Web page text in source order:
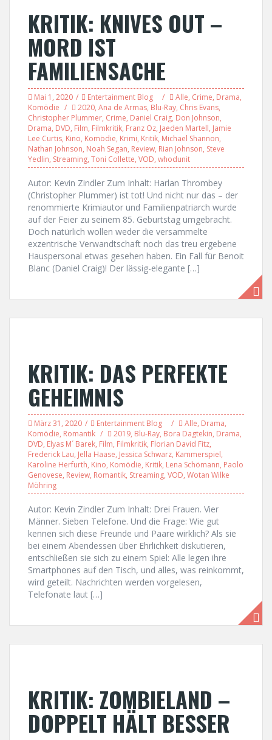
KRITIK: KNIVES OUT –
MORD IST
FAMILIENSACHE
Mai 1, 2020 Entertainment Blog Alle, Crime, Drama,
Komödie
2020, Ana de Armas, Blu-Ray, Chris Evans,
Christopher Plummer, Crime, Daniel Craig, Don Johnson,
Drama, DVD, Film, Filmkritik, Franz Oz, Jaeden Martell, Jamie
Lee Curtis, Kino, Komödie, Krimi, Kritik, Michael Shannon,
Nathan Johnson, Noah Segan, Review, Rian Johnson, Steve
Yedlin, Streaming, Toni Collette, VOD, whodunit
Autor: Kevin Zindler Zum Inhalt: Harlan Thrombey
(Christopher Plummer) ist tot! Und nicht nur das – der
renommierte Krimiautor und Familienpatriarch wurde
auf der Feier zu seinem 85. Geburtstag umgebracht.
Doch natürlich wollen weder die versammelte
exzentrische Verwandtschaft noch das treu ergebene
Hauspersonal etwas gesehen haben. Ein Fall für Benoit
Blanc (Daniel Craig)! Der lässig-elegante […]
KRITIK: DAS PERFEKTE
GEHEIMNIS
März 31, 2020 Entertainment Blog Alle, Drama,
Komödie, Romantik 2019, Blu-Ray, Bora Dagtekin, Drama,
DVD, Elyas M´ Barek, Film, Filmkritik, Florian David Fitz,
Frederick Lau, Jella Haase, Jessica Schwarz, Kammerspiel,
Karoline Herfurth, Kino, Komödie, Kritik, Lena Schömann, Paolo
Genovese, Review, Romantik, Streaming, VOD, Wotan Wilke
Möhring
Autor: Kevin Zindler Zum Inhalt: Drei Frauen. Vier
Männer. Sieben Telefone. Und die Frage: Wie gut
kennen sich diese Freunde und Paare wirklich? Als sie
bei einem Abendessen über Ehrlichkeit diskutieren,
entschließen sie sich zu einem Spiel: Alle legen ihre
Smartphones auf den Tisch, und alles, was reinkommt,
wird geteilt. Nachrichten werden vorgelesen,
Telefonate laut […]
KRITIK: ZOMBIELAND –
DOPPELT HÄLT BESSER